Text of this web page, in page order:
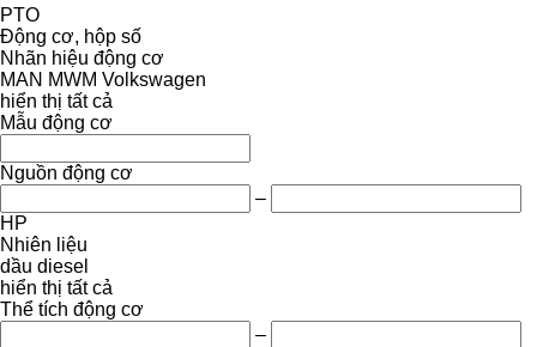
PTO
Động cơ, hộp số
Nhãn hiệu động cơ
MAN MWM Volkswagen
hiển thị tất cả
Mẫu động cơ
Nguồn động cơ
–
HP
Nhiên liệu
dầu diesel
hiển thị tất cả
Thể tích động cơ
–